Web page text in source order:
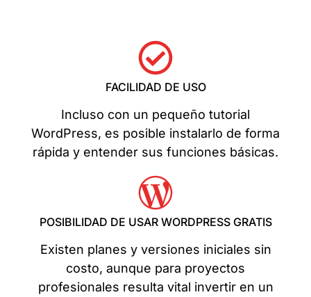
FACILIDAD DE USO
Incluso con un pequeño tutorial
WordPress, es posible instalarlo de forma
rápida y entender sus funciones básicas.
POSIBILIDAD DE USAR WORDPRESS GRATIS
Existen planes y versiones iniciales sin
costo, aunque para proyectos
profesionales resulta vital invertir en un